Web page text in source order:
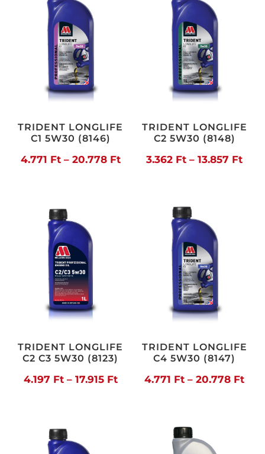
TRIDENT LONGLIFE
C1 5W30 (8146)
4.771 Ft – 20.778 FtÁrtartomány:
TRIDENT LONGLIFE
C2 5W30 (8148)
3.362 Ft – 13.857 Ft
TRIDENT LONGLIFE
C2 C3 5W30 (8123)
4.197 Ft – 17.915 FtÁrtartomány:
TRIDENT LONGLIFE
C4 5W30 (8147)
4.771 Ft – 20.778 Ft